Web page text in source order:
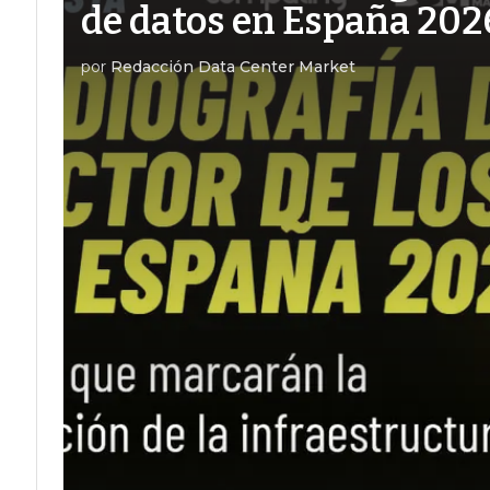
de datos en España
por Redacción Data Center Market